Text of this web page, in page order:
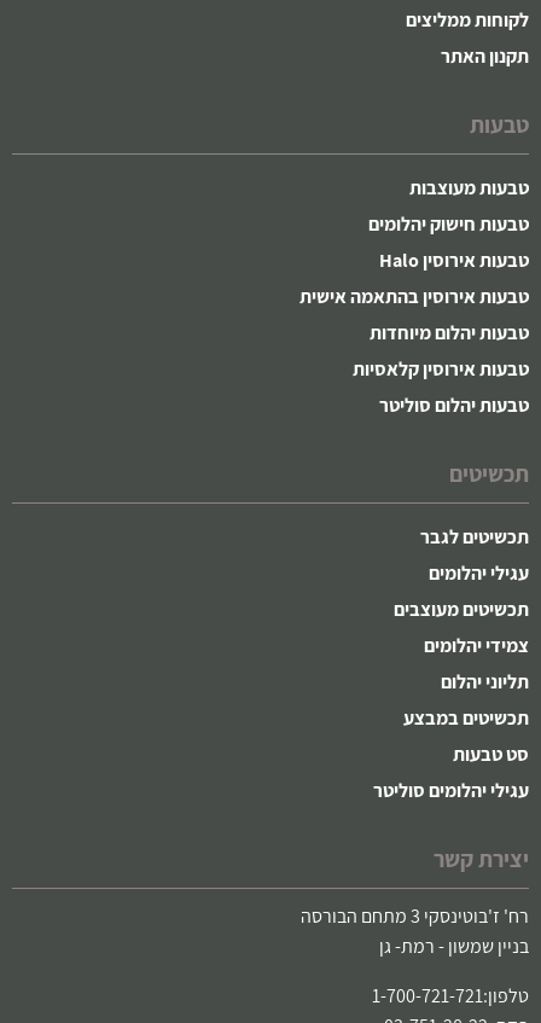
לקוחות ממליצים
תקנון האתר
טבעות
טבעות מעוצבות
טבעות חישוק יהלומים
טבעות אירוסין Halo
טבעות אירוסין בהתאמה אישית
טבעות יהלום מיוחדות
טבעות אירוסין קלאסיות
טבעות יהלום סוליטר
תכשיטים
תכשיטים לגבר
עגילי יהלומים
תכשיטים מעוצבים
צמידי יהלומים
תליוני יהלום
תכשיטים במבצע
סט טבעות
עגילי יהלומים סוליטר
יצירת קשר
רח' ז'בוטינסקי 3 מתחם הבורסה
בניין שמשון - רמת- גן
טלפון:1-700-721-721